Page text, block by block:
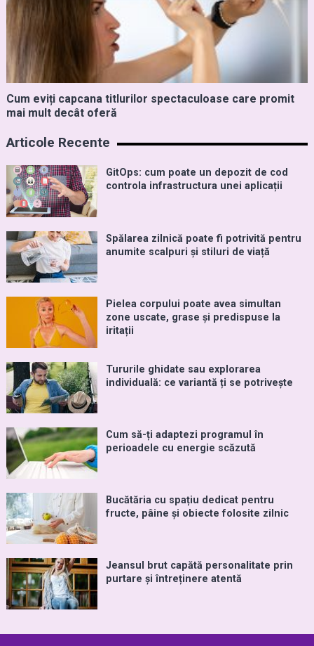
Cum eviți capcana titlurilor spectaculoase care promit
mai mult decât oferă
Articole Recente
GitOps: cum poate un depozit de cod
controla infrastructura unei aplicații
Spălarea zilnică poate fi potrivită pentru
anumite scalpuri și stiluri de viață
Pielea corpului poate avea simultan
zone uscate, grase și predispuse la
iritații
Tururile ghidate sau explorarea
individuală: ce variantă ți se potrivește
Cum să-ți adaptezi programul în
perioadele cu energie scăzută
Bucătăria cu spațiu dedicat pentru
fructe, pâine și obiecte folosite zilnic
Jeansul brut capătă personalitate prin
purtare și întreținere atentă